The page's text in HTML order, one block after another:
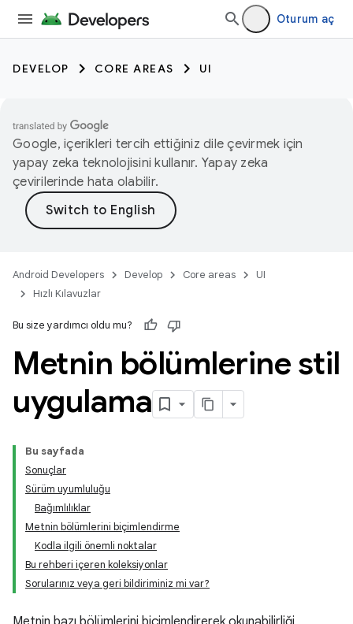
Oturum aç
DEVELOP CORE AREAS UI
Google, içerikleri tercih ettiğiniz dile çevirmek için
yapay zeka teknolojisini kullanır. Yapay zeka
çevirilerinde hata olabilir.
Android Developers Develop Core areas
UI
Hızlı Kılavuzlar
Bu size yardımcı oldu mu?
Metnin bölümlerine stil
uygulama
Bu sayfada
Sonuçlar
Sürüm uyumluluğu
Bağımlılıklar
Metnin bölümlerini biçimlendirme
Kodla ilgili önemli noktalar
Bu rehberi içeren koleksiyonlar
Sorularınız veya geri bildiriminiz mi var?